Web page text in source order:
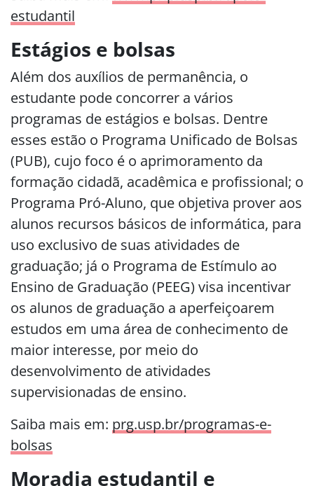
estudantil
Estágios e bolsas
Além dos auxílios de permanência, o
estudante pode concorrer a vários
programas de estágios e bolsas. Dentre
esses estão o Programa Unificado de Bolsas
(PUB), cujo foco é o aprimoramento da
formação cidadã, acadêmica e profissional; o
Programa Pró-Aluno, que objetiva prover aos
alunos recursos básicos de informática, para
uso exclusivo de suas atividades de
graduação; já o Programa de Estímulo ao
Ensino de Graduação (PEEG) visa incentivar
os alunos de graduação a aperfeiçoarem
estudos em uma área de conhecimento de
maior interesse, por meio do
desenvolvimento de atividades
supervisionadas de ensino.
Saiba mais em: prg.usp.br/programas-e-
bolsas
Moradia estudantil e